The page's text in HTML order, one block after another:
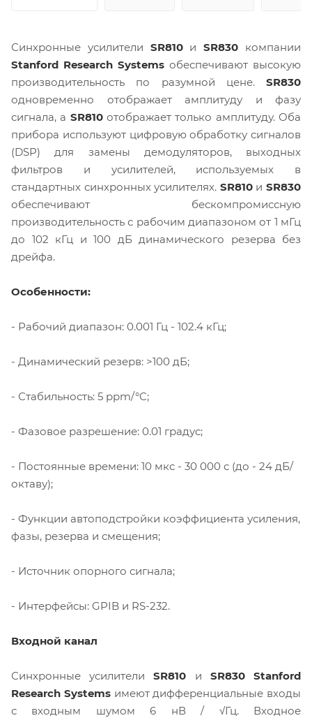
Синхронные усилители SR810иSR830 компании
Stanford Research Systems обеспечивают высокую
производительность по разумной цене. SR830
одновременно отображает амплитуду и фазу
сигнала, а SR810отображает только амплитуду. Оба
прибора используют цифровую обработку сигналов
(DSP) для замены демодуляторов, выходных
фильтров и усилителей, используемых в
стандартных синхронных усилителях. SR810иSR830
обеспечивают бескомпромиссную
производительность с рабочим диапазоном от 1 мГц
до 102 кГц и 100 дБ динамического резерва без
дрейфа.
Особенности:
- Рабочий диапазон: 0.001 Гц - 102.4 кГц;
- Динамический резерв: >100 дБ;
- Стабильность: 5 ppm/°C;
- Фазовое разрешение: 0.01 градус;
- Постоянные времени: 10 мкс - 30 000 с (до - 24 дБ/
октаву);
- Функции автоподстройки коэффициента усиления,
фазы, резерва и смещения;
- Источник опорного сигнала;
- Интерфейсы: GPIB и RS-232.
Входной канал
Синхронные усилителиSR810 и SR830 Stanford
Research Systemsимеют дифференциальные входы
с входным шумом 6 нВ / √Гц. Входное